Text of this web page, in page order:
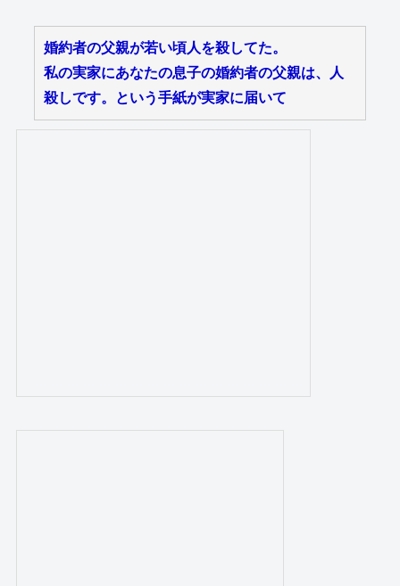
婚約者の父親が若い頃人を殺してた。
私の実家にあなたの息子の婚約者の父親は、人
殺しです。という手紙が実家に届いて